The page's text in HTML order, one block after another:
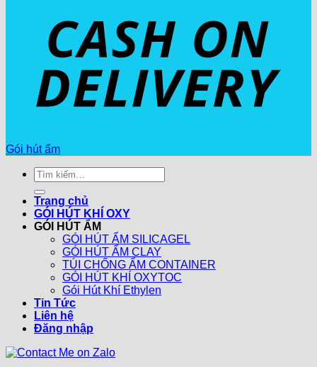
Gói hút ẩm
Tìm
kiếm:
Trang chủ
GÓI HÚT KHÍ OXY
GÓI HÚT ẨM
GÓI HÚT ẨM SILICAGEL
GÓI HÚT ẨM CLAY
TÚI CHỐNG ẨM CONTAINER
GÓI HÚT KHÍ OXYTOC
Gói Hút Khí Ethylen
Tin Tức
Liên hệ
Đăng nhập